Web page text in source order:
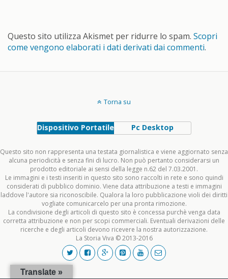
Questo sito utilizza Akismet per ridurre lo spam. Scopri
come vengono elaborati i dati derivati dai commenti.
Torna su
Dispositivo Portatile Pc Desktop
Questo sito non rappresenta una testata giornalistica e viene aggiornato senza
alcuna periodicità e senza fini di lucro. Non può pertanto considerarsi un
prodotto editoriale ai sensi della legge n.62 del 7.03.2001.
Le immagini e i testi inseriti in questo sito sono raccolti in rete e sono quindi
considerati di pubblico dominio. Viene data attribuzione a testi e immagini
laddove l'autore sia riconoscibile. Qualora la loro pubblicazione violi dei diritti
vogliate comunicarcelo per una pronta rimozione.
La condivisione degli articoli di questo sito è concessa purchè venga data
corretta attribuzione e non per scopi commerciali. Eventuali derivazioni delle
ricerche e degli articoli devono ricevere la nostra autorizzazione.
La Storia Viva © 2013-2016
Translate »